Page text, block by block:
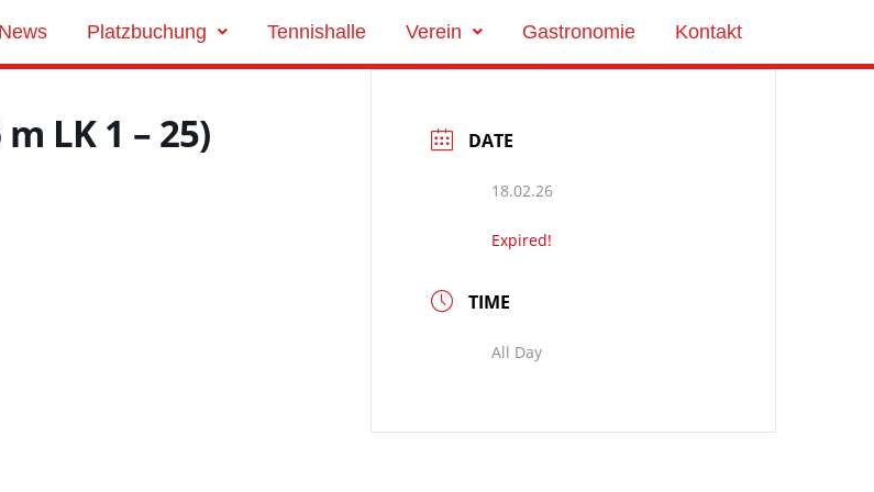
News Platzbuchung Tennishalle Verein Gastronomie Kontakt
LK 1 – 25) DATE
18.02.26
Expired!
TIME
All Day